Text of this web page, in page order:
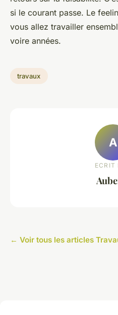
si le courant passe. Le
vous allez travailler
voire années.
travaux
A
ECRIT
← Voir tous les articles